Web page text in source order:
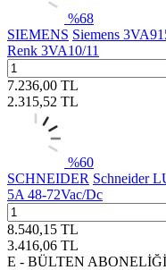
%68
SIEMENS Siemens
Renk 3VA10/11
7.236,00 TL
2.315,52 TL
%60
SCHNEIDER Schneider
5A 48-72Vac/Dc
8.540,15 TL
3.416,06 TL
E - BÜLTEN ABONELİĞİ